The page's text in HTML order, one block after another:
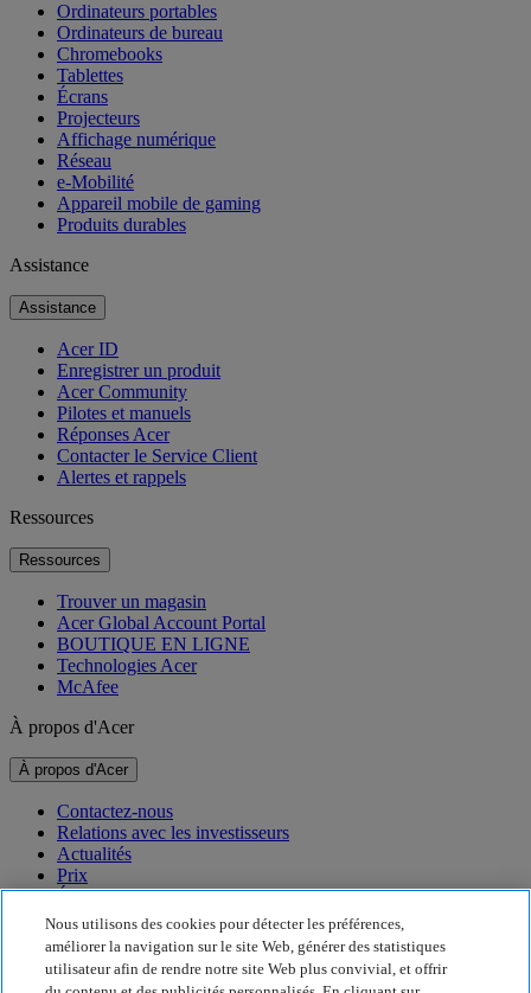
Ordinateurs portables
Ordinateurs de bureau
Chromebooks
Tablettes
Écrans
Projecteurs
Affichage numérique
Réseau
e-Mobilité
Appareil mobile de gaming
Produits durables
Assistance
Assistance
Acer ID
Enregistrer un produit
Acer Community
Pilotes et manuels
Réponses Acer
Contacter le Service Client
Alertes et rappels
Ressources
Ressources
Trouver un magasin
Acer Global Account Portal
BOUTIQUE EN LIGNE
Technologies Acer
McAfee
À propos d'Acer
À propos d'Acer
Contactez-nous
Relations avec les investisseurs
Actualités
Prix
Événements
Développement durable
Développement durable
Nous utilisons des cookies pour détecter les préférences,
améliorer la navigation sur le site Web, générer des statistiques
utilisateur afin de rendre notre site Web plus convivial, et offrir